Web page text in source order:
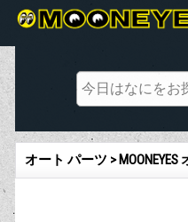
オート パーツ >